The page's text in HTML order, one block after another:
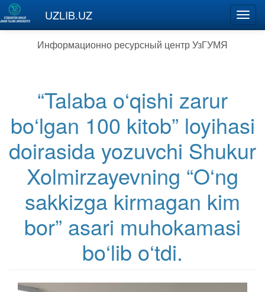
Перейти к основному содержанию
UZLIB.UZ
Информационно ресурсный центр УзГУМЯ
“Talaba o‘qishi zarur
bo‘lgan 100 kitob” loyihasi
doirasida yozuvchi Shukur
Xolmirzayevning “O‘ng
sakkizga kirmagan kim
bor” asari muhokamasi
bo‘lib o‘tdi.